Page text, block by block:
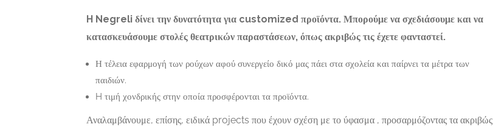
H Negreli δίνει την δυνατότητα για customized προϊόντα. Μπορούμε να σχεδιάσουμε και να
κατασκευάσουμε στολές θεατρικών παραστάσεων, όπως ακριβώς τις έχετε φανταστεί.
Η τέλεια εφαρμογή των ρούχων αφού συνεργείο δικό μας πάει στα σχολεία και παίρνει τα μέτρα των
παιδιών.
H τιμή χονδρικής στην οποία προσφέρονται τα προϊόντα.
Αναλαμβάνουμε, επίσης, ειδικά projects που έχουν σχέση με το ύφασμα , προσαρμόζοντας τα ακριβώς